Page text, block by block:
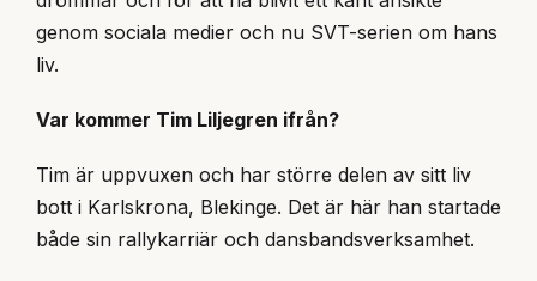
genom sociala medier och nu SVT-serien om hans
liv.
Var kommer Tim Liljegren ifrån?
Tim är uppvuxen och har större delen av sitt liv
bott i Karlskrona, Blekinge. Det är här han startade
både sin rallykarriär och dansbandsverksamhet.